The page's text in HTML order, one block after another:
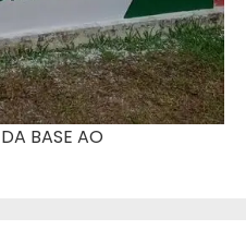
BASE AO